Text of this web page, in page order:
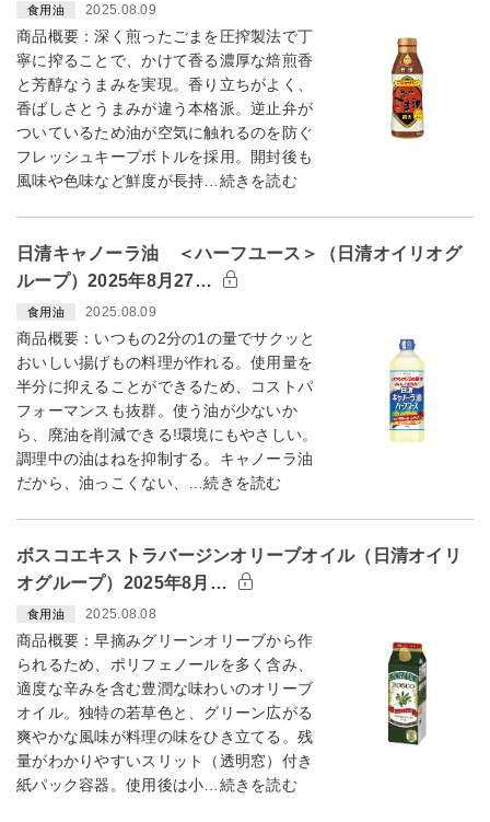
食用油 2025.08.09
商品概要：深く煎ったごまを圧搾製法で丁
寧に搾ることで、かけて香る濃厚な焙煎香
と芳醇なうまみを実現。香り立ちがよく、
香ばしさとうまみが違う本格派。逆止弁が
ついているため油が空気に触れるのを防ぐ
フレッシュキープボトルを採用。開封後も
風味や色味など鮮度が長持…続きを読む
日清キャノーラ油 ＜ハーフユース＞（日清オイリオグ
ループ）2025年8月27…
食用油 2025.08.09
商品概要：いつもの2分の1の量でサクッと
おいしい揚げもの料理が作れる。使用量を
半分に抑えることができるため、コストパ
フォーマンスも抜群。使う油が少ないか
ら、廃油を削減できる!環境にもやさしい。
調理中の油はねを抑制する。キャノーラ油
だから、油っこくない、…続きを読む
ボスコエキストラバージンオリーブオイル（日清オイリ
オグループ）2025年8月…
食用油 2025.08.08
商品概要：早摘みグリーンオリーブから作
られるため、ポリフェノールを多く含み、
適度な辛みを含む豊潤な味わいのオリーブ
オイル。独特の若草色と、グリーン広がる
爽やかな風味が料理の味をひき立てる。残
量がわかりやすいスリット（透明窓）付き
紙パック容器。使用後は小…続きを読む